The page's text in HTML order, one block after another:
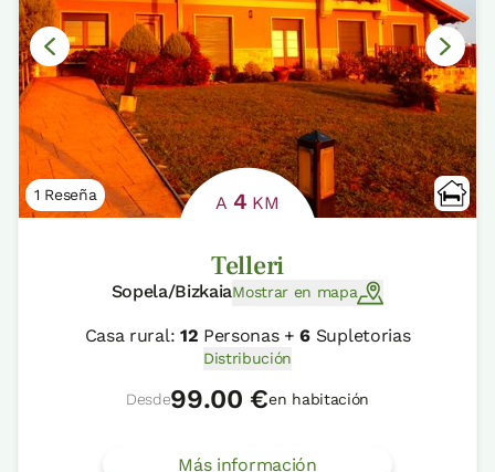
1 Reseña A 4 KM
Telleri
Sopela/BizkaiaMostrar en mapa
Casa rural: 12 Personas +6 Supletorias
Distribución
Desde99.00 €en habitación
Más información